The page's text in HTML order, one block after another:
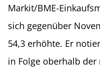
Markit/BME-
sich gegenüber
54,3 erhöhte. Er
in Folge oberhalb